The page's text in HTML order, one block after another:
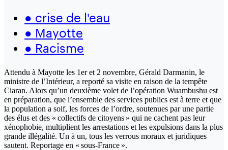
● crise de l'eau
● Mayotte
● Racisme
Attendu à Mayotte les 1er et 2 novembre, Gérald Darmanin, le
ministre de l’Intérieur, a reporté sa visite en raison de la tempête
Ciaran. Alors qu’un deuxième volet de l’opération Wuambushu est
en préparation, que l’ensemble des services publics est à terre et que
la population a soif, les forces de l’ordre, soutenues par une partie
des élus et des « collectifs de citoyens » qui ne cachent pas leur
xénophobie, multiplient les arrestations et les expulsions dans la plus
grande illégalité. Un à un, tous les verrous moraux et juridiques
sautent. Reportage en « sous-France ».